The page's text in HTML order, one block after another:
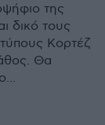
της
δικό τους
Κορτέζ
Θα